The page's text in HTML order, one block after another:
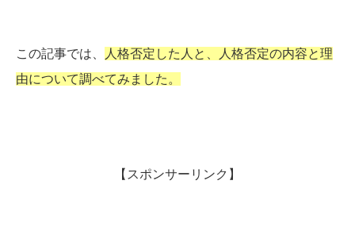
この記事では、
人格否定した人と、人格否定の内容と理
由について調べてみました。
【スポンサーリンク】